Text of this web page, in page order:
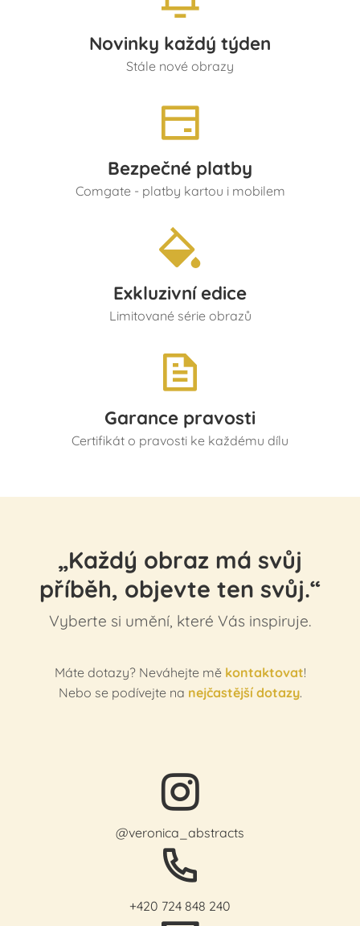
Novinky každý týden
Stále nové obrazy
Bezpečné platby
Comgate - platby kartou i mobilem
Exkluzivní edice
Limitované série obrazů
Garance pravosti
Certifikát o pravosti ke každému dílu
„Každý obraz má svůj
příběh, objevte ten svůj.“
Vyberte si umění, které Vás inspiruje.
Máte dotazy? Neváhejte mě kontaktovat!
Nebo se podívejte na nejčastější dotazy.
@veronica_abstracts
+420 724 848 240